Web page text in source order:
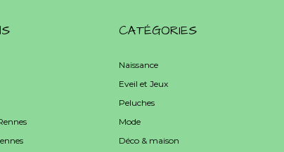
CATÉGORIES
Naissance
Eveil et Jeux
Peluches
Mode
Déco & maison